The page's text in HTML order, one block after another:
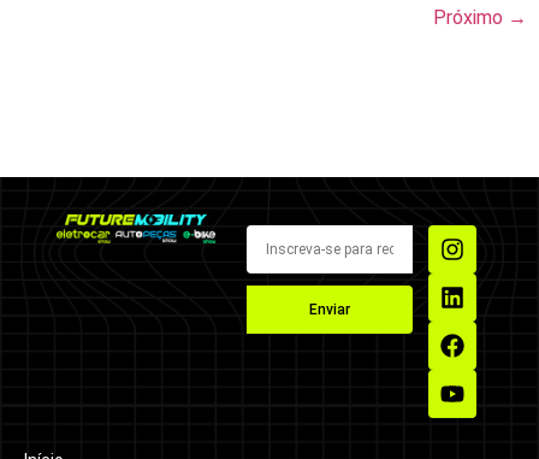
Próximo →
Enviar